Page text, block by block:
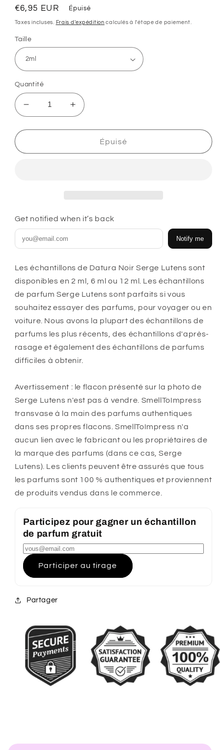
Prix
habituel
€6,95 EUR Épuisé
Taxes incluses. Frais d'expédition calculés à l'étape de paiement.
Taille
Quantité
Réduire
la
quantité
Flacon
Augmenter
la
quantité
Flacon
Épuisé
Get notified when it’s back
Notify me
Les échantillons de Datura Noir Serge Lutens sont
disponibles en 2 ml, 6 ml ou 12 ml. Les échantillons
de parfum Serge Lutens sont parfaits si vous
souhaitez essayer des parfums, pour voyager ou en
voiture. Nous avons la plupart des échantillons de
parfums les plus récents, des échantillons d'après-
rasage et également des échantillons de parfums
difficiles à obtenir.
Avertissement : le flacon présenté sur la photo de
Serge Lutens n'est pas à vendre. SmellToImpress
transvase à la main des parfums authentiques
dans ses propres flacons. SmellToImpress n'a
aucun lien avec le fabricant ou les propriétaires de
la marque des parfums (dans ce cas, Serge
Lutens). Les clients peuvent être assurés que tous
les parfums sont 100 % authentiques et proviennent
de produits vendus dans le commerce.
Participez pour gagner un échantillon
de parfum gratuit
Participer au tirage
Partager